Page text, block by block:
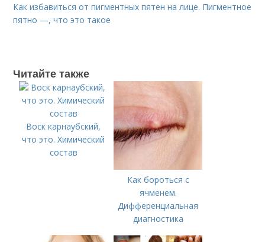
Как избавиться от пигментных пятен на лице. Пигментное
пятно —, что это такое
Читайте также
Воск карнаубский,
что это. Химический
состав
Как бороться с
ячменем.
Дифференциальная
диагностика